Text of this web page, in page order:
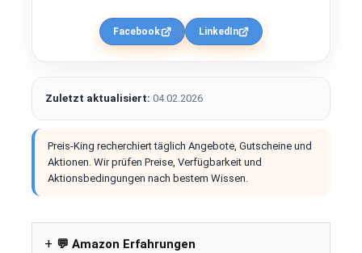
Facebook LinkedIn
Zuletzt aktualisiert: 04.02.2026
Preis-King recherchiert täglich Angebote, Gutscheine und
Aktionen. Wir prüfen Preise, Verfügbarkeit und
Aktionsbedingungen nach bestem Wissen.
💬 Amazon Erfahrungen